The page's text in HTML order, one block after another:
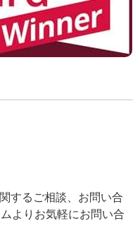
するご相談、お問い合
よりお気軽にお問い合